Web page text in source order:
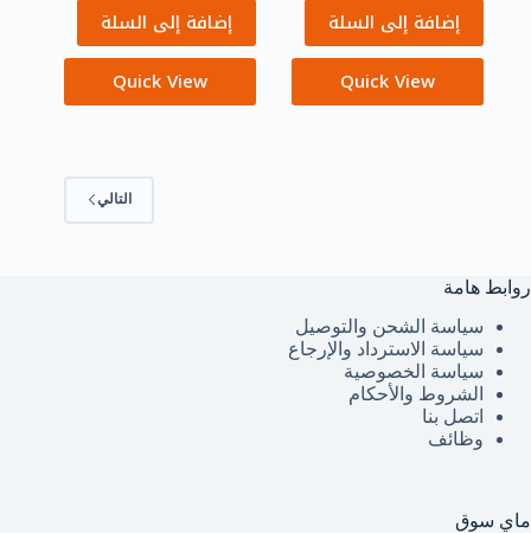
إضافة إلى السلة
Quick View
إضافة إلى السلة
Quick View
التالي
روابط هامة
سياسة الشحن والتوصيل
سياسة الاسترداد والإرجاع
سياسة الخصوصية
الشروط والأحكام
اتصل بنا
وظائف
ماي سوق